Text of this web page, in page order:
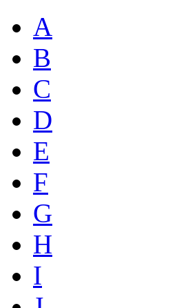
A
B
C
D
E
F
G
H
I